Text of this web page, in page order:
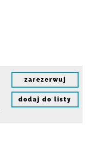
zarezerwuj
dodaj do listy